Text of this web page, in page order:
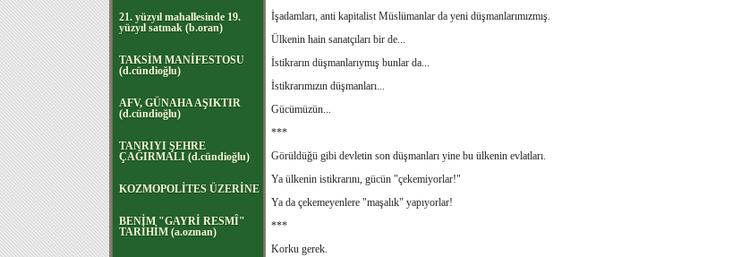
21. yüzyıl mahallesinde 19.
yüzyıl satmak (b.oran)
TAKSİM MANİFESTOSU
(d.cündioğlu)
AFV, GÜNAHA AŞIKTIR
(d.cündioğlu)
TANRIYI ŞEHRE
ÇAĞIRMALI (d.cündioğlu)
KOZMOPOLİTES ÜZERİNE
BENİM "GAYRİ RESMÎ"
TARİHİM (a.ozınan)
İşadamları, anti kapitalist Müslümanlar da yeni düşmanlarımızmış.
Ülkenin hain sanatçıları bir de...
İstikrarın düşmanlarıymış bunlar da...
İstikrarımızın düşmanları...
Gücümüzün...
***
Görüldüğü gibi devletin son düşmanları yine bu ülkenin evlatları.
Ya ülkenin istikrarını, gücün "çekemiyorlar!"
Ya da çekemeyenlere "maşalık" yapıyorlar!
***
Korku gerek.